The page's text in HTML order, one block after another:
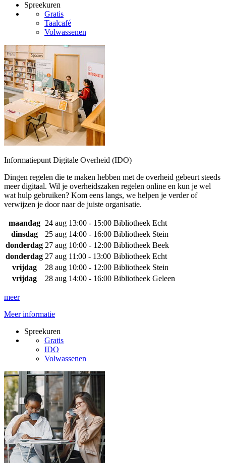
Spreekuren
Gratis
Taalcafé
Volwassenen
Informatiepunt Digitale Overheid (IDO)
Dingen regelen die te maken hebben met de overheid gebeurt steeds
meer digitaal. Wil je overheidszaken regelen online en kun je wel
wat hulp gebruiken? Kom eens langs, we helpen je verder of
verwijzen je door naar de juiste organisatie.
maandag 24 aug 13:00 - 15:00 Bibliotheek Echt
dinsdag
25 aug 14:00 - 16:00 Bibliotheek Stein
donderdag 27 aug 10:00 - 12:00 Bibliotheek Beek
donderdag 27 aug 11:00 - 13:00 Bibliotheek Echt
vrijdag
28 aug 10:00 - 12:00 Bibliotheek Stein
vrijdag
28 aug 14:00 - 16:00 Bibliotheek Geleen
meer
Meer informatie
Spreekuren
Gratis
IDO
Volwassenen